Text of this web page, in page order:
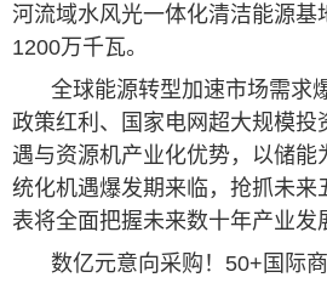
河流域水风光一体化清洁能源基
1200万千瓦。
全球能源转型加速市场需求
政策红利、国家电网超大规模投
遇与资源机产业化优势，以储能
统化机遇爆发期来临，抢抓未来
表将全面把握未来数十年产业发
数亿元意向采购！50+国际